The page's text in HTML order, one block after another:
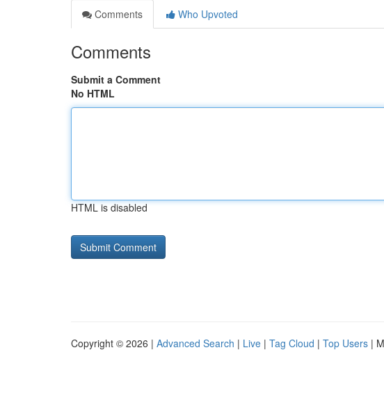
Comments
Who Upvoted
Comments
Submit a Comment
No HTML
HTML is disabled
Copyright © 2026 | Advanced Search | Live | Tag Cloud | Top Users |